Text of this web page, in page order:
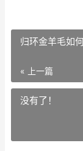
归环金羊毛如
« 上一篇
没有了！